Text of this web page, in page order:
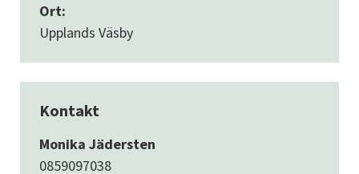
Ort:
Upplands Väsby
Kontakt
Monika Jädersten
0859097038